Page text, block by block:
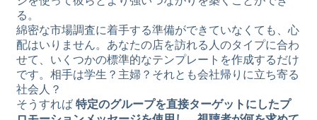
る。
綿密な市場調査に着手する準備ができていなくても、心
配はいりません。あなたの店を訪れる人のタイプに合わ
せて、いくつかの標準的なテンプレートを作成するだけ
です。相手は学生？主婦？それとも会社帰りに立ち寄る
社会人？
そうすれば特定のグループを直接ターゲットにしたプ